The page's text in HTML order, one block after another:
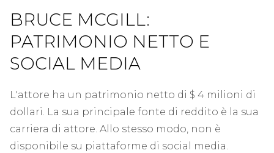
BRUCE MCGILL:
PATRIMONIO NETTO E
SOCIAL MEDIA
L'attore ha un patrimonio netto di $ 4 milioni di
dollari. La sua principale fonte di reddito è la sua
carriera di attore. Allo stesso modo, non è
disponibile su piattaforme di social media.